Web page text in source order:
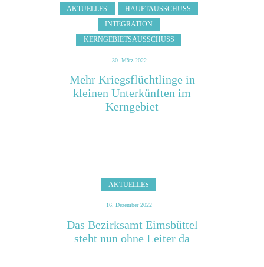
AKTUELLES
HAUPTAUSSCHUSS
INTEGRATION
KERNGEBIETSAUSSCHUSS
30. März 2022
Mehr Kriegsflüchtlinge in
kleinen Unterkünften im
Kerngebiet
AKTUELLES
16. Dezember 2022
Das Bezirksamt Eimsbüttel
steht nun ohne Leiter da